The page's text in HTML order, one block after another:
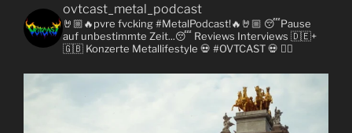
ovtcast_metal_podcast
🤘🏼🔥pvre fvcking #MetalPodcast!🔥🤘🏼 😴Pause
auf unbestimmte Zeit...😴 Reviews Interviews 🇩🇪+
🇬🇧 Konzerte Metallifestyle 💀 #OVTCAST 💀 👇🏼